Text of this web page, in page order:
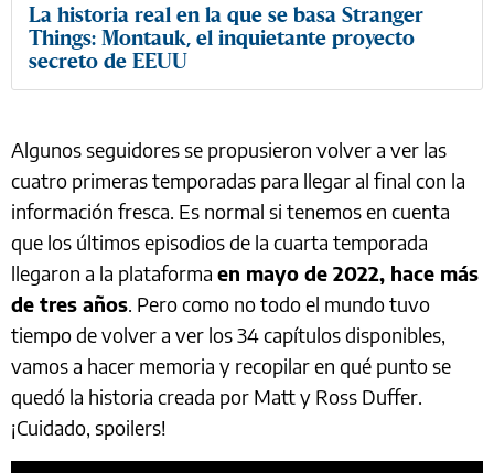
La historia real en la que se basa Stranger
Things: Montauk, el inquietante proyecto
secreto de EEUU
Algunos seguidores se propusieron volver a ver las
cuatro primeras temporadas para llegar al final con la
información fresca. Es normal si tenemos en cuenta
que los últimos episodios de la cuarta temporada
llegaron a la plataforma en mayo de 2022, hace más
de tres años. Pero como no todo el mundo tuvo
tiempo de volver a ver los 34 capítulos disponibles,
vamos a hacer memoria y recopilar en qué punto se
quedó la historia creada por Matt y Ross Duffer.
¡Cuidado, spoilers!